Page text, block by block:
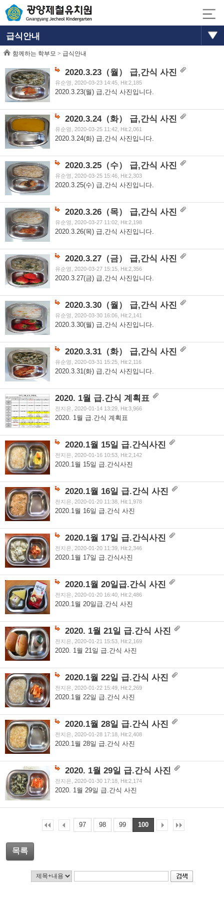
급식안내
함께하는 학부모 > 급식안내
2020.3.23（월） 급,간식 사진
유순영, 2020-03-23 14:45, Hit:2,185
2020.3.23(월) 급,간식 사진입니다.
2020.3.24（화） 급,간식 사진
유순영, 2020-03-25 11:42, Hit:2,061
2020.3.24(화) 급,간식 사진입니다.
2020.3.25（수） 급,간식 사진
유순영, 2020-03-25 15:46, Hit:2,303
2020.3.25(수) 급,간식 사진입니다.
2020.3.26（목） 급,간식 사진
유순영, 2020-03-27 11:02, Hit:2,198
2020.3.26(목) 급,간식 사진입니다.
2020.3.27（금） 급,간식 사진
유순영, 2020-03-27 15:15, Hit:2,356
2020.3.27(금) 급,간식 사진입니다.
2020.3.30（월） 급,간식 사진
유순영, 2020-03-30 16:06, Hit:2,141
2020.3.30(월) 급,간식 사진입니다.
2020.3.31（화） 급,간식 사진
유순영, 2020-03-31 15:25, Hit:2,116
2020.3.31(화) 급,간식 사진입니다.
2020. 1월 급.간식 계획표
전지은, 2020-01-14 13:29, Hit:3,966
2020. 1월 급.간식 계획표
2020.1월 15일 급.간식사진
전지은, 2020-01-16 10:53, Hit:2,142
2020.1월 15일 급.간식사진
2020.1월 16일 급.간식 사진
전지은, 2020-01-20 11:38, Hit:1,978
2020.1월 16일 급.간식 사진
2020.1월 17일 급.간식사진
전지은, 2020-01-20 11:39, Hit:2,346
2020.1월 17일 급.간식사진
2020.1월 20일급.간식 사진
전지은, 2020-01-20 16:40, Hit:2,486
2020.1월 20일급.간식 사진
2020. 1월 21일 급.간식 사진
전지은, 2020-01-21 15:53, Hit:2,169
2020. 1월 21일 급.간식 사진
2020.1월 22일 급.간식 사진
전지은, 2020-01-22 15:49, Hit:2,269
2020.1월 22일 급.간식 사진
2020.1월 28일 급.간식 사진
전지은, 2020-01-28 17:18, Hit:2,408
2020.1월 28일 급.간식 사진
2020. 1월 29일 급.간식 사진
전지은, 2020-01-30 17:18, Hit:2,174
2020. 1월 29일 급.간식 사진
97 98 99 100
목록